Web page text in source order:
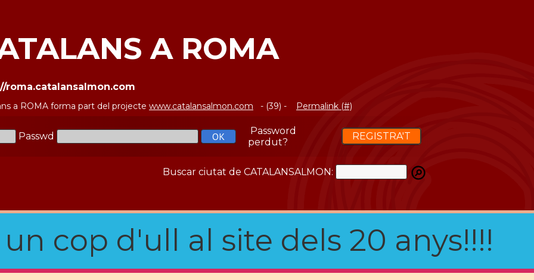
A ROMA
roma.catalansalmon.com
a ROMA forma part del projecte www.catalansalmon.com - (39) - Permalink (#)
Passwd
Password
perdut?
REGISTRA'T
Buscar ciutat de CATALANSALMON:
cop d'ull al site dels 20 anys!!!!